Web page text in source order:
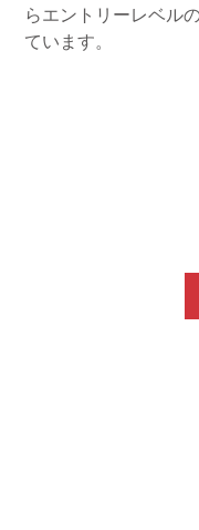
らエントリーレベル
ています。